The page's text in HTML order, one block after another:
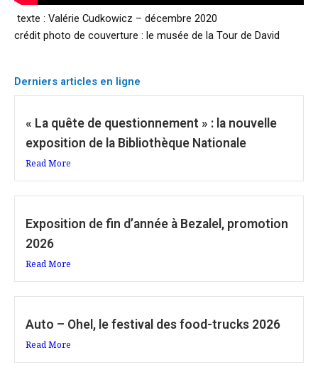
texte : Valérie Cudkowicz – décembre 2020
crédit photo de couverture : le musée de la Tour de David
Derniers articles en ligne
« La quête de questionnement » : la nouvelle
exposition de la Bibliothèque Nationale
Read More
Exposition de fin d’année à Bezalel, promotion
2026
Read More
Auto – Ohel, le festival des food-trucks 2026
Read More